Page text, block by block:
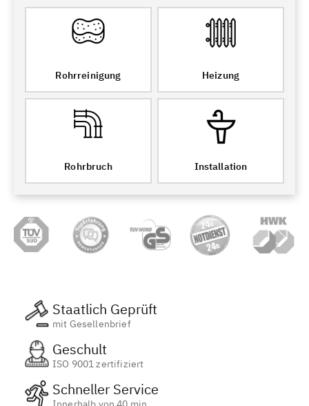
Rohrreinigung Heizung
Rohrbruch Installation
Staatlich Geprüft
mit Gesellenbrief
Geschult
ISO 9001 zertifiziert
Schneller Service